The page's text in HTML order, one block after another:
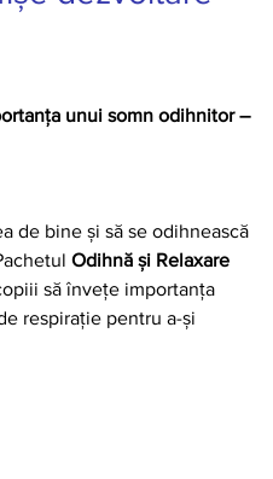
unui somn odihnitor –
de bine și să se odihnească
Odihnă și Relaxare
să învețe importanța
respirație pentru a-și